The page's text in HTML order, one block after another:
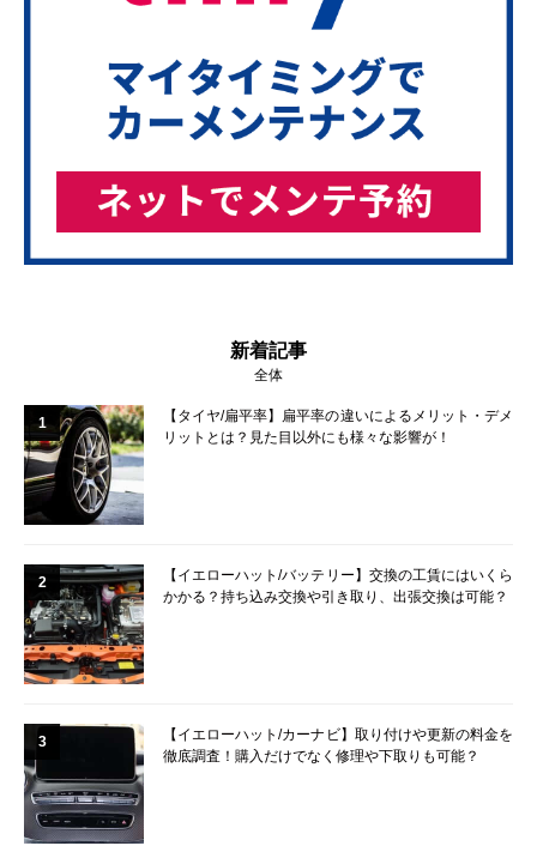
新着記事
全体
1
【タイヤ/扁平率】扁平率の違いによるメリット・デメ
リットとは？見た目以外にも様々な影響が！
2
【イエローハット/バッテリー】交換の工賃にはいくら
かかる？持ち込み交換や引き取り、出張交換は可能？
3
【イエローハット/カーナビ】取り付けや更新の料金を
徹底調査！購入だけでなく修理や下取りも可能？